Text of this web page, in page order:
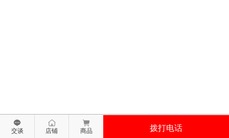
交谈 店铺 商品 拨打电话